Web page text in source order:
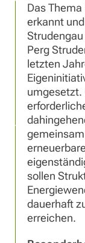
Das
erkannt
Strudengau
Perg
letzten
umgesetzt.
sollen
dauerhaft
erreichen.